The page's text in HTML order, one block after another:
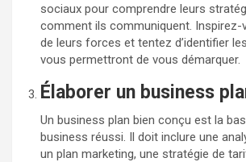
sociaux pour comprendre leurs
comment ils communiquent. Inspirez-
de leurs forces et tentez d’identifier
vous permettront de vous démarquer.
Élaborer un business
Un business plan bien conçu est la
business réussi. Il doit inclure une
un plan marketing, une stratégie de